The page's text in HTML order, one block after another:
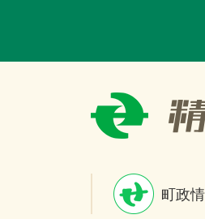
町政